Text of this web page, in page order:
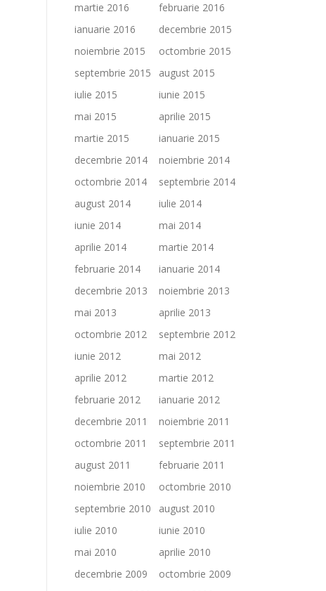
martie 2016
februarie 2016
ianuarie 2016
decembrie 2015
noiembrie 2015
octombrie 2015
septembrie 2015
august 2015
iulie 2015
iunie 2015
mai 2015
aprilie 2015
martie 2015
ianuarie 2015
decembrie 2014
noiembrie 2014
octombrie 2014
septembrie 2014
august 2014
iulie 2014
iunie 2014
mai 2014
aprilie 2014
martie 2014
februarie 2014
ianuarie 2014
decembrie 2013
noiembrie 2013
mai 2013
aprilie 2013
octombrie 2012
septembrie 2012
iunie 2012
mai 2012
aprilie 2012
martie 2012
februarie 2012
ianuarie 2012
decembrie 2011
noiembrie 2011
octombrie 2011
septembrie 2011
august 2011
februarie 2011
noiembrie 2010
octombrie 2010
septembrie 2010
august 2010
iulie 2010
iunie 2010
mai 2010
aprilie 2010
decembrie 2009
octombrie 2009